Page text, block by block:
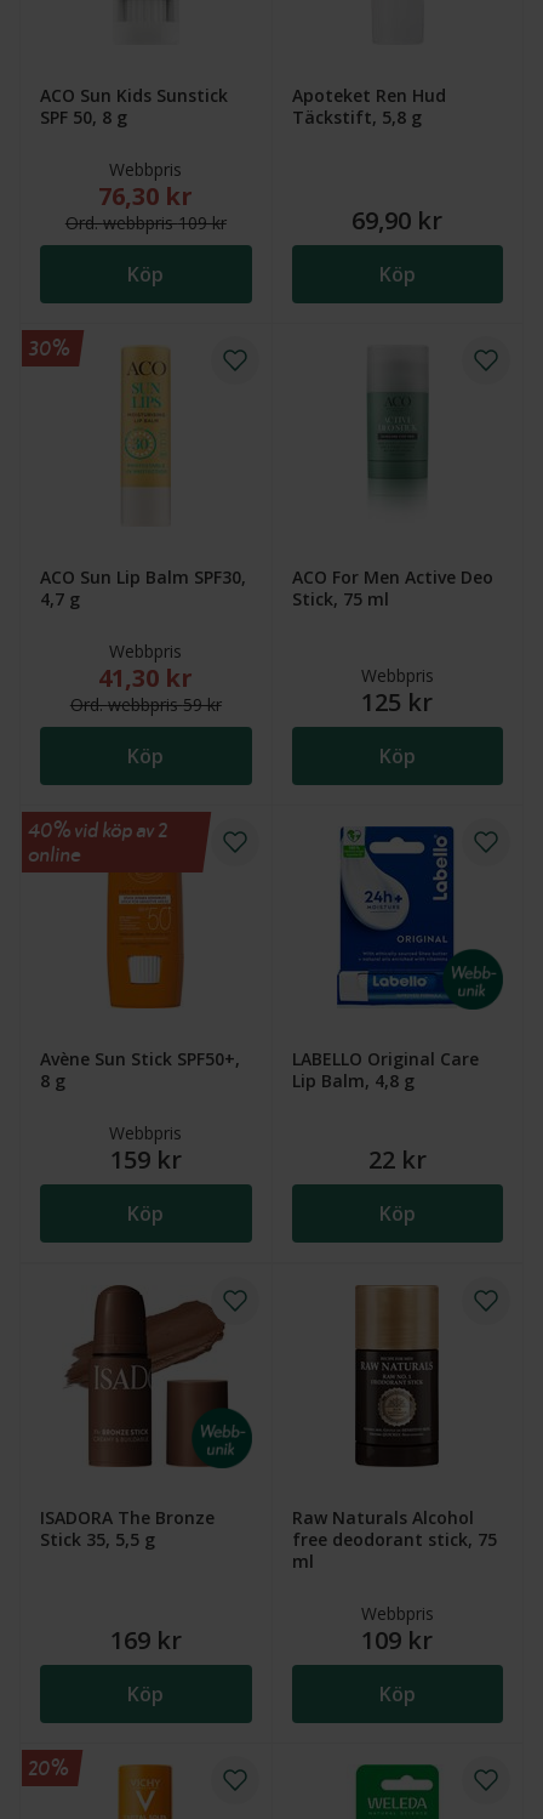
ACO Sun Kids Sunstick
SPF 50, 8 g
Webbpris
Nytt reducerat pris: 76,30 kr. Ordinarie webbpris
76,30 kr
Ord.webbpris109 kr
Köp
Apoteket Ren Hud
Täckstift, 5,8 g
69,90 kr
Köp
ACO Sun Lip Balm SPF30,
4,7 g
Webbpris
Nytt reducerat pris: 41,30 kr. Ordinarie webbpris
41,30 kr
Ord.webbpris59 kr
Köp
30%
ACO For Men Active Deo
Stick, 75 ml
Webbpris
125 kr
Köp
Avène Sun Stick SPF50+,
8 g
Webbpris
159 kr
Köp
40% vid köp av 2
online
LABELLO Original Care
Lip Balm, 4,8 g
22 kr
Köp
ISADORA The Bronze
Stick 35, 5,5 g
169 kr
Köp
Raw Naturals Alcohol
free deodorant stick, 75
ml
Webbpris
109 kr
Köp
20%